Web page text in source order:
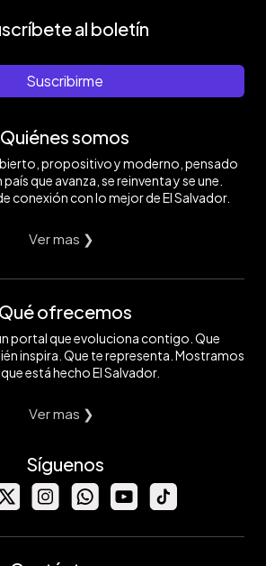
al boletín
Suscribirme
Quiénes somos
propositivo y moderno, pensado
que avanza, se reinventa y se une.
conexión con lo mejor de El Salvador.
Ver mas ❯
Qué ofrecemos
portal que evoluciona contigo. Que
inspira. Que te representa. Mostramos
está hecho El Salvador.
Ver mas ❯
Síguenos